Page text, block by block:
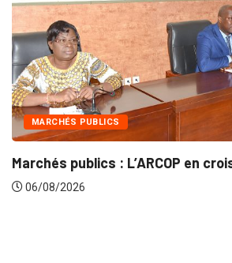
PUBLICS
publics : L’ARCOP en croisade